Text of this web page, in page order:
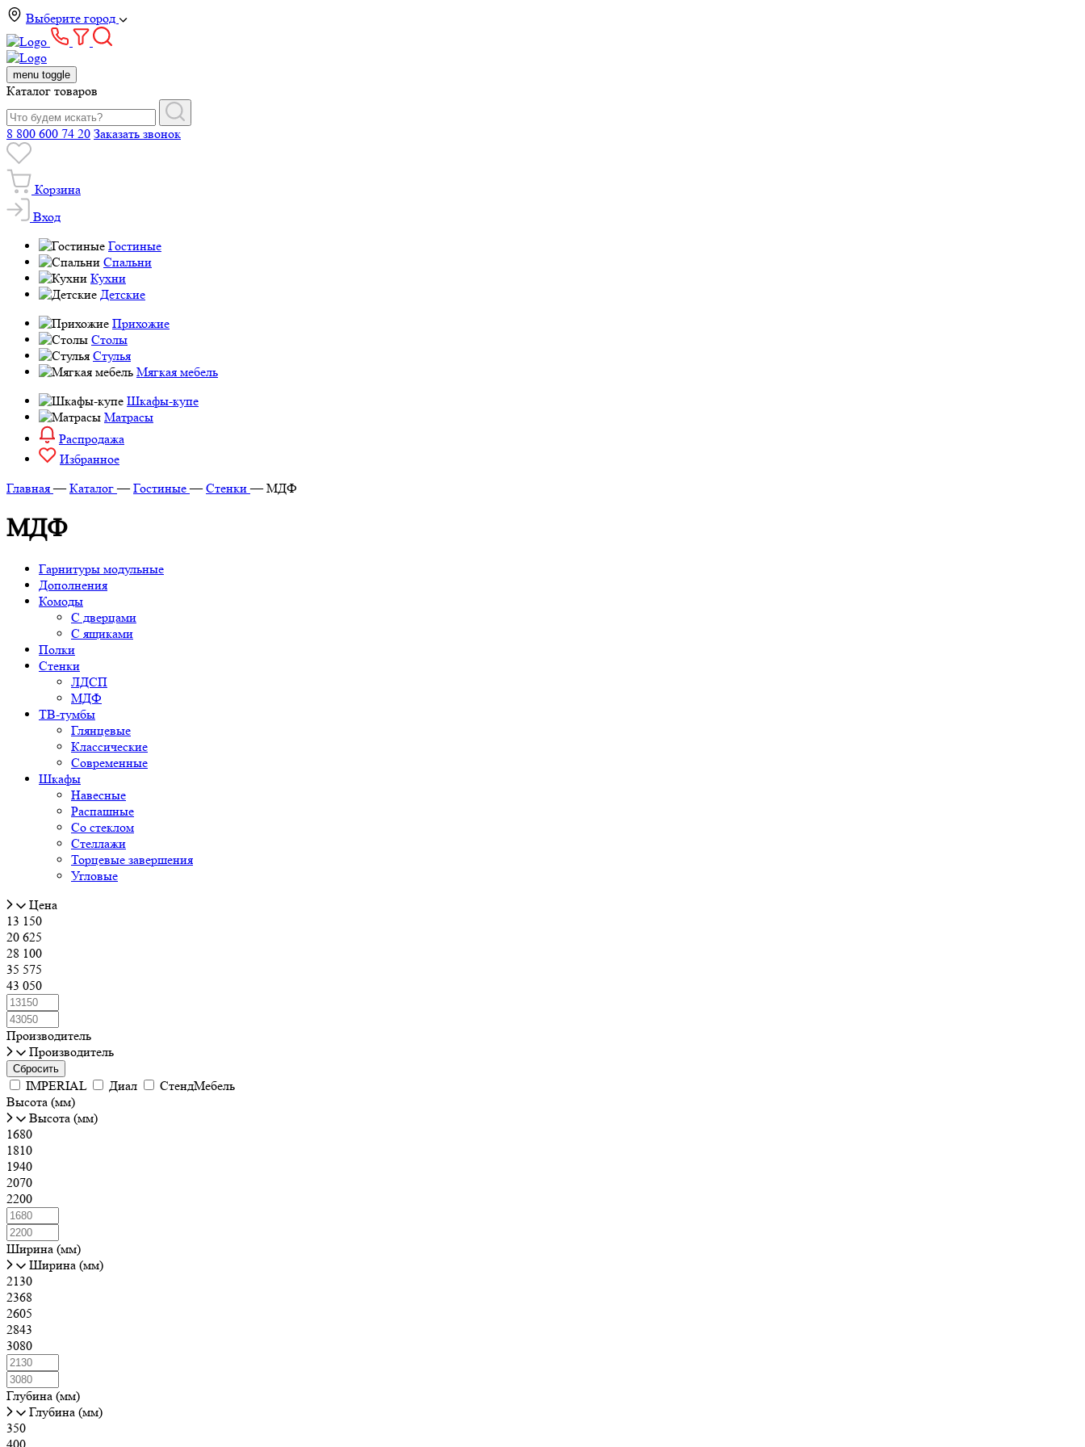
Выберите город
menu toggle
Каталог товаров
8 800 600 74 20 Заказать звонок
Корзина
Вход
Гостиные
Спальни
Кухни
Детские
Прихожие
Столы
Стулья
Мягкая мебель
Шкафы-купе
Матрасы
Распродажа
Избранное
Главная —Каталог —Гостиные —Стенки —МДФ
МДФ
Гарнитуры модульные
Дополнения
Комоды
С дверцами
С ящиками
Полки
Стенки
ЛДСП
МДФ
ТВ-тумбы
Глянцевые
Классические
Современные
Шкафы
Навесные
Распашные
Со стеклом
Стеллажи
Торцевые завершения
Угловые
Цена
13 150
20 625
28 100
35 575
43 050
Производитель
Производитель
IMPERIAL Диал
СтендМебель
Высота (мм)
Высота (мм)
1680
1810
1940
2070
2200
Ширина (мм)
Ширина (мм)
2130
2368
2605
2843
3080
Глубина (мм)
Глубина (мм)
350